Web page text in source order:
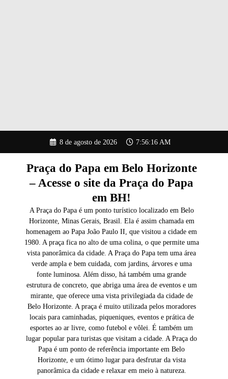
o
8 de agosto de 2026 7:56:17 AM
Praça do Papa em Belo Horizonte
– Acesse o site da Praça do Papa
em BH!
A Praça do Papa é um ponto turístico localizado em Belo
Horizonte, Minas Gerais, Brasil. Ela é assim chamada em
homenagem ao Papa João Paulo II, que visitou a cidade em
1980. A praça fica no alto de uma colina, o que permite uma
vista panorâmica da cidade. A Praça do Papa tem uma área
verde ampla e bem cuidada, com jardins, árvores e uma
fonte luminosa. Além disso, há também uma grande
estrutura de concreto, que abriga uma área de eventos e um
mirante, que oferece uma vista privilegiada da cidade de
Belo Horizonte. A praça é muito utilizada pelos moradores
locais para caminhadas, piqueniques, eventos e prática de
esportes ao ar livre, como futebol e vôlei. É também um
lugar popular para turistas que visitam a cidade. A Praça do
Papa é um ponto de referência importante em Belo
Horizonte, e um ótimo lugar para desfrutar da vista
panorâmica da cidade e relaxar em meio à natureza.